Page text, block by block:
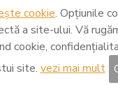
cookie. Opțiunile
a site-ului. Vă
cookie,
site. vezi mai mult